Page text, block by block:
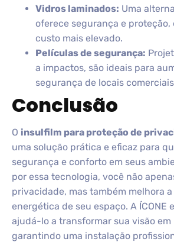
Vidros laminados: Uma
oferece segurança e proteção,
custo mais elevado.
Películas de segurança:
a impactos, são ideais para
segurança de locais
Conclusão
O insulfilm para proteção de
uma solução prática e eficaz para
segurança e conforto em seus
por essa tecnologia, você não
privacidade, mas também melhora
energética de seu espaço. A ÍCONE
ajudá-lo a transformar sua visão em
garantindo uma instalação